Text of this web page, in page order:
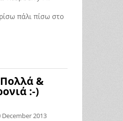
πάλι πίσω στο
&
:-)
December 2013